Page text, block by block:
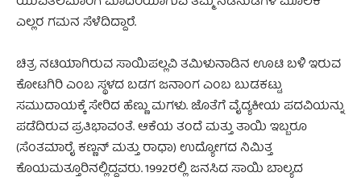
ಎಲ್ಲರ ಗಮನ ಸೆಳೆದಿದ್ದಾರೆ.
ಚಿತ್ರ ನಟಿಯಾಗಿರುವ ಸಾಯಿಪಲ್ಲವಿ ತಮಿಳುನಾಡಿನ ಊಟಿ ಬಳಿ ಇರುವ
ಕೋಟಗಿರಿ ಎಂಬ ಸ್ಥಳದ ಬಡಗ ಜನಾಂಗ ಎಂಬ ಬುಡಕಟ್ಟು
ಸಮುದಾಯಕ್ಕೆ ಸೇರಿದ ಹೆಣ್ಣು ಮಗಳು. ಜೊತೆಗೆ ವೈದ್ಯಕೀಯ ಪದವಿಯನ್ನು
ಪಡೆದಿರುವ ಪ್ರತಿಭಾವಂತೆ. ಆಕೆಯ ತಂದೆ ಮತ್ತು ತಾಯಿ ಇಬ್ಬರೂ
(ಸೆಂತಮಾರೈ ಕಣ್ಣನ್ ಮತ್ತು ರಾಧಾ) ಉದ್ಯೋಗದ ನಿಮಿತ್ತ
ಕೊಯಮತ್ತೂರಿನಲ್ಲಿದ್ದವರು. 1992ರಲ್ಲಿ ಜನಸಿದ ಸಾಯಿ ಬಾಲ್ಯದ